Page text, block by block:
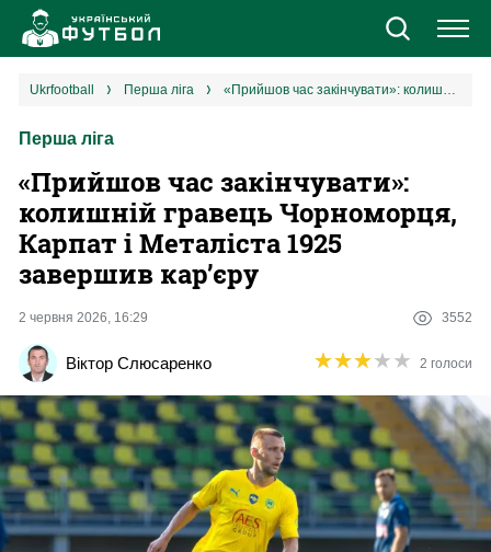
Новини
Єврокубки
УПЛ
Різне
Букмекери
Казино
ukrfootball перша ліга «‎Прийшов час закінчувати»: колишній гравець Чорноморця, Карпат і Металіста 1925 завершив кар’єру
Перша ліга
«‎Прийшов час закінчувати»:
колишній гравець Чорноморця,
Карпат і Металіста 1925
завершив кар’єру
2 червня 2026, 16:29 3552
Віктор Слюсаренко ★★★★★
★★★★★ 2 голоси